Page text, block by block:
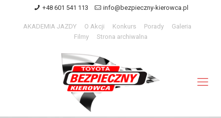
+48 601 541 113 info@bezpieczny-kierowca.pl
AKADEMIA JAZDY O Akcji Konkurs Porady
Galeria
Filmy
Strona archiwalna